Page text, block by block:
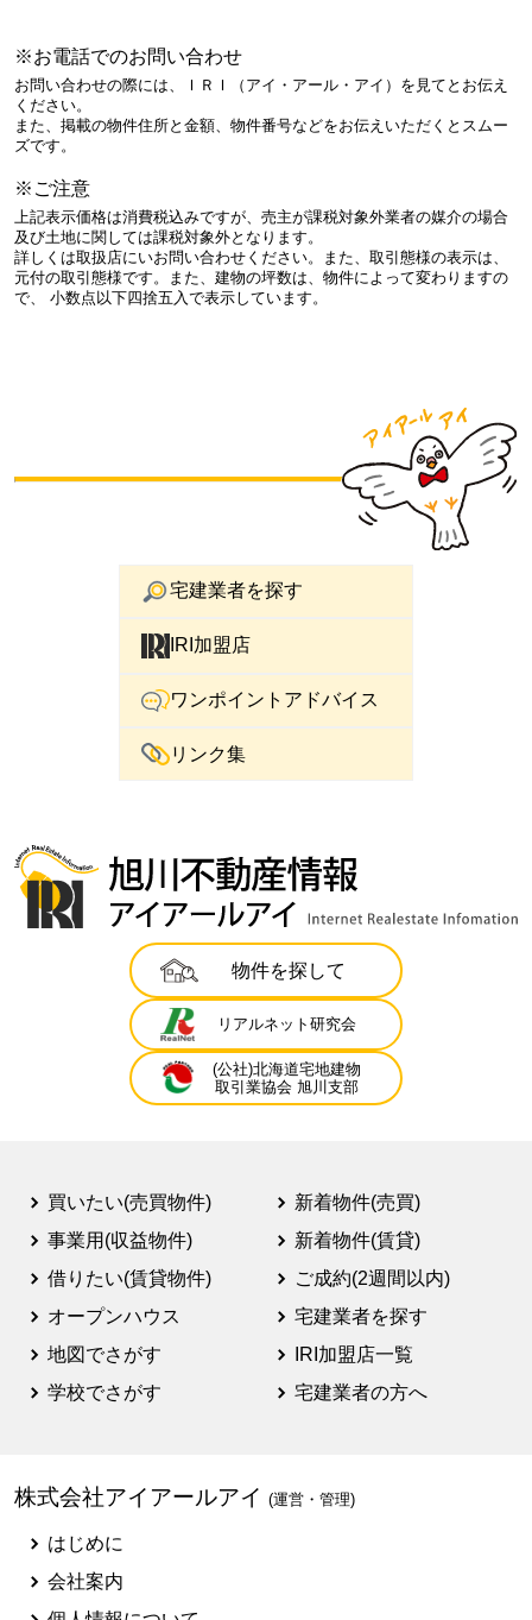
※お電話でのお問い合わせ
お問い合わせの際には、ＩＲＩ（アイ・アール・アイ）を見てとお伝え
ください。
また、掲載の物件住所と金額、物件番号などをお伝えいただくとスムー
ズです。
※ご注意
上記表示価格は消費税込みですが、売主が課税対象外業者の媒介の場合
及び土地に関しては課税対象外となります。
詳しくは取扱店にいお問い合わせください。また、取引態様の表示は、
元付の取引態様です。また、建物の坪数は、物件によって変わりますの
で、 小数点以下四捨五入で表示しています。
宅建業者を探す
IRI加盟店
ワンポイントアドバイス
リンク集
物件を探して
リアルネット研究会
(公社)北海道宅地建物
取引業協会 旭川支部
買いたい(売買物件)
事業用(収益物件)
借りたい(賃貸物件)
オープンハウス
地図でさがす
学校でさがす
新着物件(売買)
新着物件(賃貸)
ご成約(2週間以内)
宅建業者を探す
IRI加盟店一覧
宅建業者の方へ
株式会社アイアールアイ (運営・管理)
はじめに
会社案内